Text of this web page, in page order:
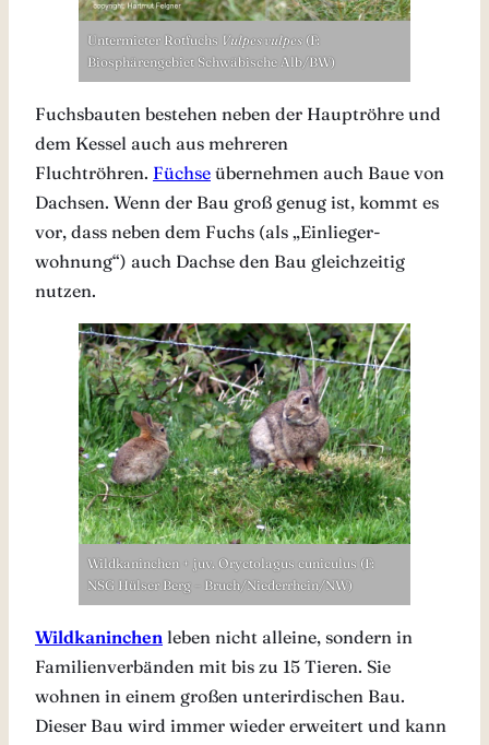
Untermieter Rotfuchs Vulpes vulpes (F:
Biosphärengebiet Schwäbische Alb/BW)
Fuchsbauten bestehen neben der Hauptröhre und
dem Kessel auch aus mehreren
Fluchtröhren. Füchse übernehmen auch Baue von
Dachsen. Wenn der Bau groß genug ist, kommt es
vor, dass neben dem Fuchs (als „Einlieger-
wohnung“) auch Dachse den Bau gleichzeitig
nutzen.
Wildkaninchen + juv. Oryctolagus cuniculus (F:
NSG Hülser Berg – Bruch/Niederrhein/NW)
Wildkaninchen leben nicht alleine, sondern in
Familienverbänden mit bis zu 15 Tieren. Sie
wohnen in einem großen unterirdischen Bau.
Dieser Bau wird immer wieder erweitert und kann